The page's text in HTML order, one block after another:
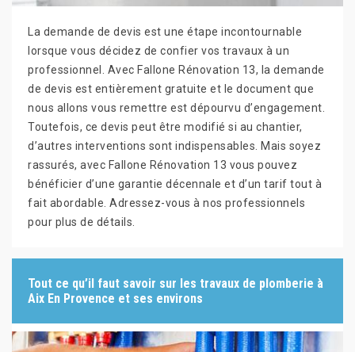
La demande de devis est une étape incontournable
lorsque vous décidez de confier vos travaux à un
professionnel. Avec Fallone Rénovation 13, la demande
de devis est entièrement gratuite et le document que
nous allons vous remettre est dépourvu d’engagement.
Toutefois, ce devis peut être modifié si au chantier,
d’autres interventions sont indispensables. Mais soyez
rassurés, avec Fallone Rénovation 13 vous pouvez
bénéficier d’une garantie décennale et d’un tarif tout à
fait abordable. Adressez-vous à nos professionnels
pour plus de détails.
Tout ce qu’il faut savoir sur les travaux de plomberie à
Aix En Provence et ses environs